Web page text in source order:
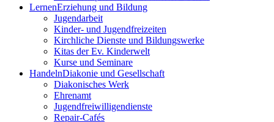
LernenErziehung und Bildung
Jugendarbeit
Kinder- und Jugendfreizeiten
Kirchliche Dienste und Bildungswerke
Kitas der Ev. Kinderwelt
Kurse und Seminare
HandelnDiakonie und Gesellschaft
Diakonisches Werk
Ehrenamt
Jugendfreiwilligendienste
Repair-Cafés